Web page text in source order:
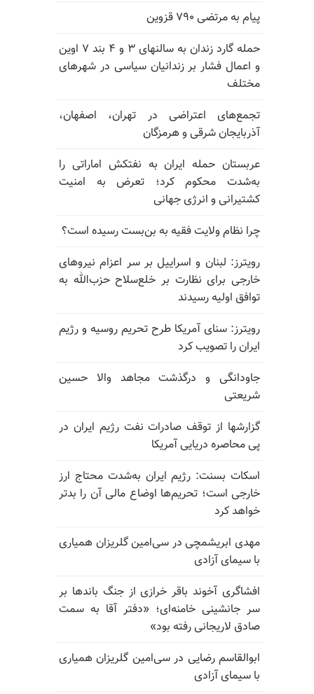
پیام به مرتضی ۷۹۰ قزوین
حمله گارد زندان به سالنهای ۳ و ۴ بند ۷ اوین
و اعمال فشار بر زندانیان سیاسی در شهرهای
مختلف
تجمع‌های اعتراضی در تهران، اصفهان،
آذربایجان شرقی و هرمزگان
عربستان حمله ایران به نفتکش اماراتی را
به‌شدت محکوم کرد؛ تعرض به امنیت
کشتیرانی و انرژی جهانی
چرا نظام ولایت فقیه به بن‌بست رسیده است؟
رویترز: لبنان و اسراییل بر سر اعزام نیروهای
خارجی برای نظارت بر خلع‌سلاح حزب‌الله به
توافق اولیه رسیدند
رویترز: سنای آمریکا طرح تحریم روسیه و رژیم
ایران را تصویب کرد
جاودانگی و درگذشت مجاهد والا حسین
شریعتی
گزارشها از توقف صادرات نفت رژیم ایران در
پی محاصره دریایی آمریکا
اسکات بسنت: رژیم ایران به‌شدت محتاج ارز
خارجی است؛ تحریم‌ها اوضاع مالی آن را بدتر
خواهد کرد
مهدی ابریشمچی در سی‌امین گلریزان همیاری
با سیمای آزادی
افشاگری آخوند باقر خرازی از جنگ باندها بر
سر جانشینی خامنه‌ای؛ «دفتر آقا به سمت
صادق لاریجانی رفته بود»
ابوالقاسم رضایی در سی‌امین گلریزان همیاری
با سیمای آزادی